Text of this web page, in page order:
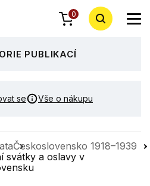
0
PUBLIKACÍ
se Vše o nákupu
Československo 1918–1939
svátky a oslavy v